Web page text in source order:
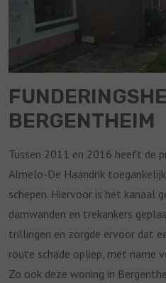
BERGENTHEIM
Tussen 2011 en 2016 heeft de
Almelo-De Haandrik
schepen. Hiervoor is het kanaal
damwanden en trekankers
trillingen en zorgde ervoor dat
route schade opliep, met name
Zo ook deze woning in